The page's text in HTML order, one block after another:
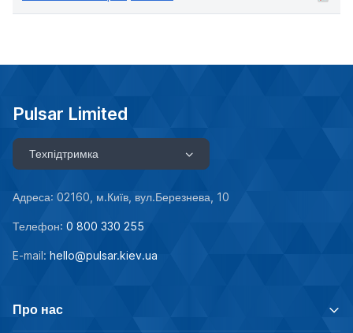
Pulsar Limited
Техпідтримка
Адреса: 02160, м.Київ, вул.Березнева, 10
Телефон: 0 800 330 255
E-mail: hello@pulsar.kiev.ua
Про нас